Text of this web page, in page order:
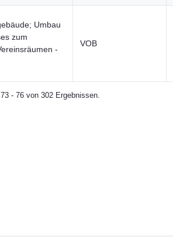
Umbau
zum
-
VOB
- 76 von 302 Ergebnissen.